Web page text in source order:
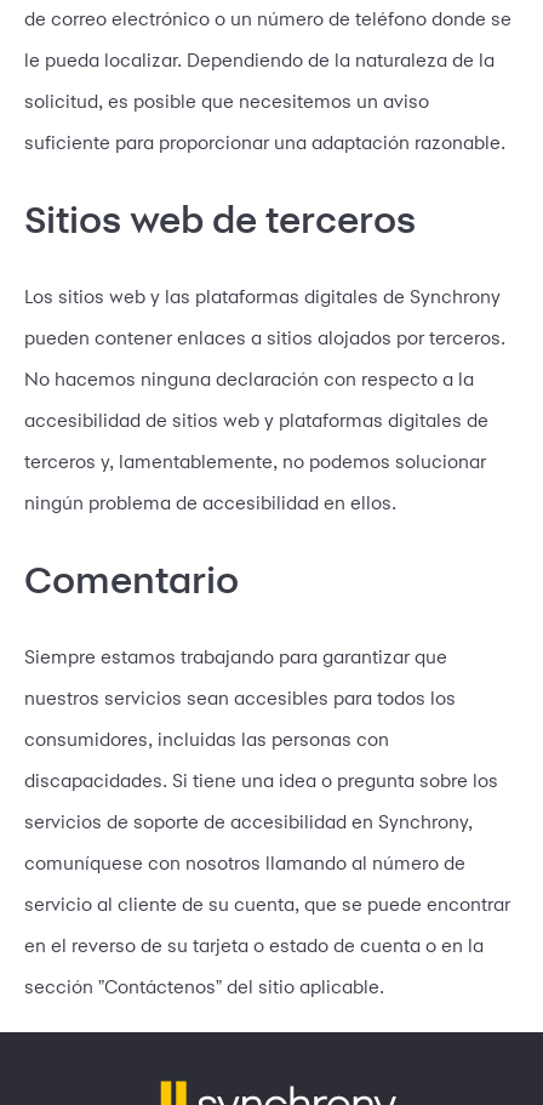
de correo electrónico o un número de teléfono donde se
le pueda localizar. Dependiendo de la naturaleza de la
solicitud, es posible que necesitemos un aviso
suficiente para proporcionar una adaptación razonable.
Sitios web de terceros
Los sitios web y las plataformas digitales de Synchrony
pueden contener enlaces a sitios alojados por terceros.
No hacemos ninguna declaración con respecto a la
accesibilidad de sitios web y plataformas digitales de
terceros y, lamentablemente, no podemos solucionar
ningún problema de accesibilidad en ellos.
Comentario
Siempre estamos trabajando para garantizar que
nuestros servicios sean accesibles para todos los
consumidores, incluidas las personas con
discapacidades. Si tiene una idea o pregunta sobre los
servicios de soporte de accesibilidad en Synchrony,
comuníquese con nosotros llamando al número de
servicio al cliente de su cuenta, que se puede encontrar
en el reverso de su tarjeta o estado de cuenta o en la
sección "Contáctenos" del sitio aplicable.